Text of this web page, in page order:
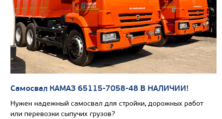
Цена по запросу
Производитель
Самосвал КАМАЗ 65115-7058-48 В НАЛИЧИИ!
Нужен надежный самосвал для стройки, дорожных работ
или перевозки сыпучих грузов?